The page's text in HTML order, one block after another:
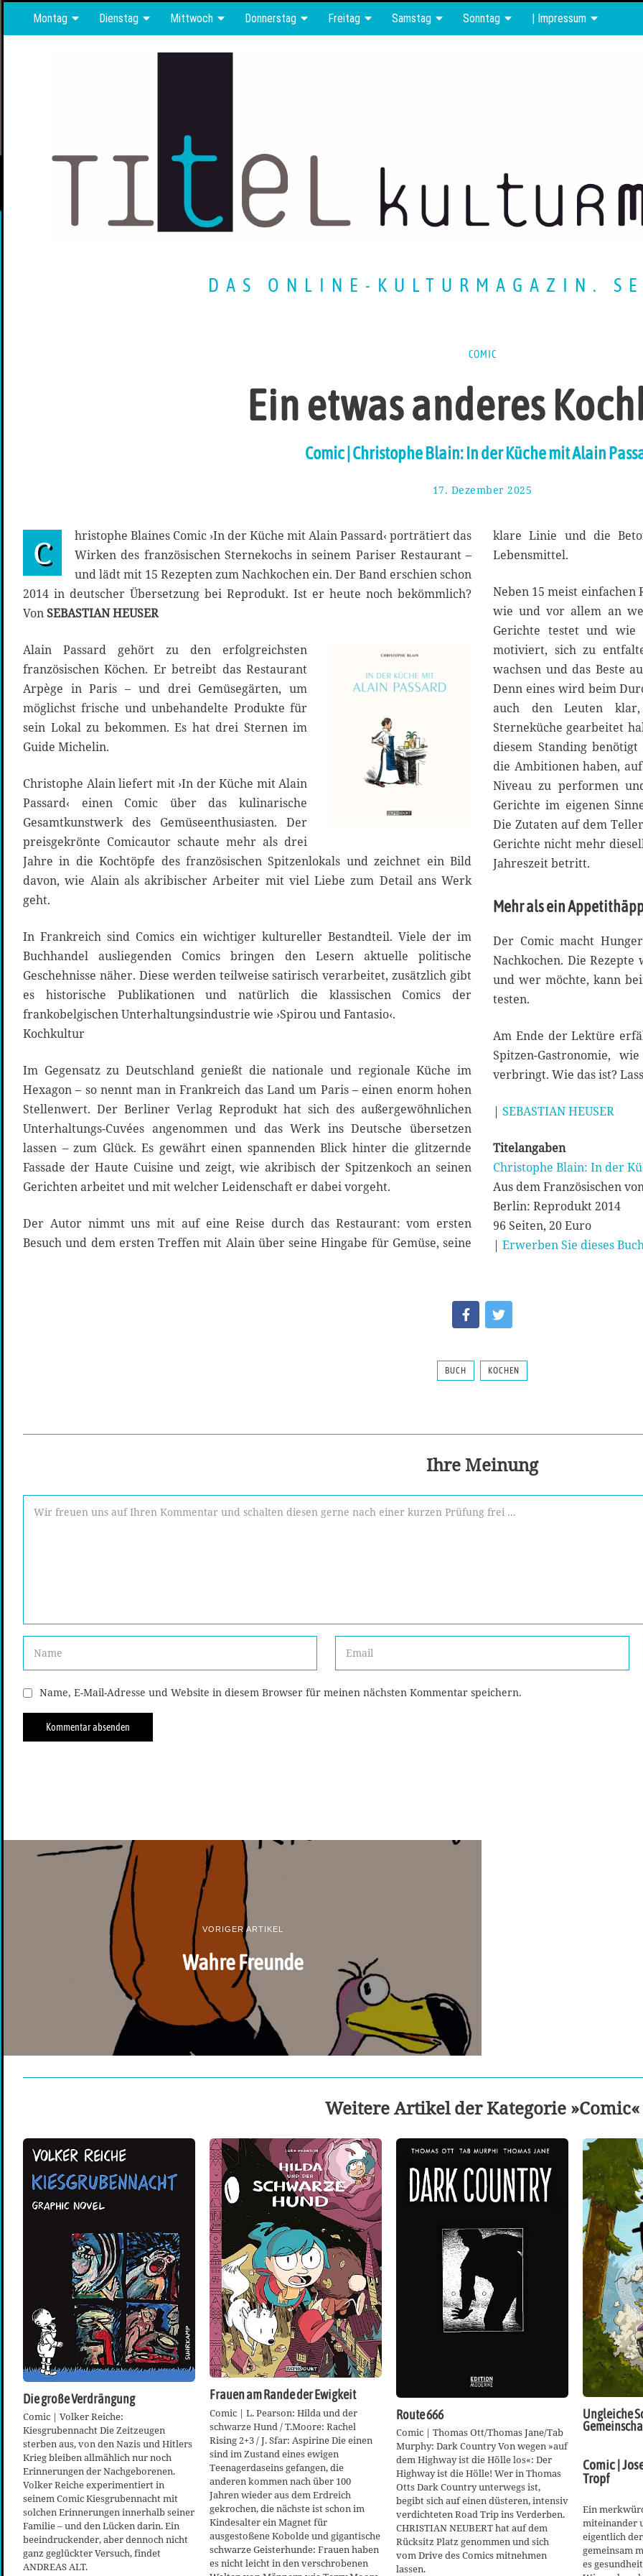
Montag Dienstag Mittwoch Donnerstag Freitag Samstag Sonntag | Impressum
DAS ONLINE-KULTURMAGAZIN.
COMIC
Ein etwas anderes
Comic | Christophe Blain: In der Küche mit Alain
17. Dezember 2025
D
z
m
b
e
r
2
2
5
C
hristophe Blaines Comic ›In der Küche mit Alain Passard‹ porträtiert das
Wirken des französischen Sternekochs in seinem Pariser Restaurant –
und lädt mit 15 Rezepten zum Nachkochen ein. Der Band erschien schon
2014 in deutscher Übersetzung bei Reprodukt. Ist er heute noch bekömmlich?
VonSEBASTIAN HEUSER
Alain Passard gehört zu den erfolgreichsten
französischen Köchen. Er betreibt das Restaurant
Arpège in Paris – und drei Gemüsegärten, um
möglichst frische und unbehandelte Produkte für
sein Lokal zu bekommen. Es hat drei Sternen im
Guide Michelin.
Christophe Alain liefert mit ›In der Küche mit Alain
Passard‹ einen Comic über das kulinarische
Gesamtkunstwerk des Gemüseenthusiasten. Der
preisgekrönte Comicautor schaute mehr als drei
Jahre in die Kochtöpfe des französischen Spitzenlokals und zeichnet ein Bild
davon, wie Alain als akribischer Arbeiter mit viel Liebe zum Detail ans Werk
geht.
In Frankreich sind Comics ein wichtiger kultureller Bestandteil. Viele der im
Buchhandel ausliegenden Comics bringen den Lesern aktuelle politische
Geschehnisse näher. Diese werden teilweise satirisch verarbeitet, zusätzlich gibt
es historische Publikationen und natürlich die klassischen Comics der
frankobelgischen Unterhaltungsindustrie wie ›Spirou und Fantasio‹.
Kochkultur
Im Gegensatz zu Deutschland genießt die nationale und regionale Küche im
Hexagon – so nennt man in Frankreich das Land um Paris – einen enorm hohen
Stellenwert. Der Berliner Verlag Reprodukt hat sich des außergewöhnlichen
Unterhaltungs-Cuvées angenommen und das Werk ins Deutsche übersetzen
lassen – zum Glück. Es gewährt einen spannenden Blick hinter die glitzernde
Fassade der Haute Cuisine und zeigt, wie akribisch der Spitzenkoch an seinen
Gerichten arbeitet und mit welcher Leidenschaft er dabei vorgeht.
Der Autor nimmt uns mit auf eine Reise durch das Restaurant: vom ersten
Besuch und dem ersten Treffen mit Alain über seine Hingabe für Gemüse, seine
klare Linie und die
Lebensmittel.
Neben 15 meist einfachen
wie und vor allem an
Gerichte testet und
motiviert, sich zu
wachsen und das Beste
Denn eines wird beim
auch den Leuten
Sterneküche gearbeitet
diesem Standing
die Ambitionen haben,
Niveau zu performen
Gerichte im eigenen
Die Zutaten auf dem
Gerichte nicht mehr
Jahreszeit betritt.
Mehr als ein
Der Comic macht
Nachkochen. Die
und wer möchte, kann
testen.
Am Ende der Lektüre
Spitzen-Gastronomie,
verbringt. Wie das ist?
| SEBASTIAN HEUSER
Titelangaben
Christophe Blain: In der
Aus dem Französischen
Berlin: Reprodukt 2014
96 Seiten, 20 Euro
| Erwerben Sie dieses
BUCH KOCHEN
Ihre Meinung
Name, E-Mail-Adresse und Website in diesem Browser für meinen nächsten Kommentar speichern.
VORIGER ARTIKEL
Wahre Freunde
Weitere Artikel der Kategorie »Comic«
Die große Verdrängung
Comic | Volker Reiche:
Kiesgrubennacht Die Zeitzeugen
sterben aus, von den Nazis und Hitlers
Krieg bleiben allmählich nur noch
Erinnerungen der Nachgeborenen.
Volker Reiche experimentiert in
seinem Comic Kiesgrubennacht mit
solchen Erinnerungen innerhalb seiner
Familie – und den Lücken darin. Ein
beeindruckender, aber dennoch nicht
ganz geglückter Versuch, findet
ANDREAS ALT.
Frauen am Rande der Ewigkeit
Comic | L. Pearson: Hilda und der
schwarze Hund / T.Moore: Rachel
Rising 2+3 / J. Sfar: Aspirine Die einen
sind im Zustand eines ewigen
Teenagerdaseins gefangen, die
anderen kommen nach über 100
Jahren wieder aus dem Erdreich
gekrochen, die nächste ist schon im
Kindesalter ein Magnet für
ausgestoßene Kobolde und gigantische
schwarze Geisterhunde: Frauen haben
es nicht leicht in den verschrobenen
Route 666
Comic | Thomas Ott/Thomas Jane/Tab
Murphy: Dark Country Von wegen »auf
dem Highway ist die Hölle los«: Der
Highway ist die Hölle! Wer in Thomas
Otts Dark Country unterwegs ist,
begibt sich auf einen düsteren, intensiv
verdichteten Road Trip ins Verderben.
CHRISTIAN NEUBERT hat auf dem
Rücksitz Platz genommen und sich
vom Drive des Comics mitnehmen
lassen.
Ungleiche
Comic |
Tropf
Ein
miteinander
eigentlich
gemeinsam
es